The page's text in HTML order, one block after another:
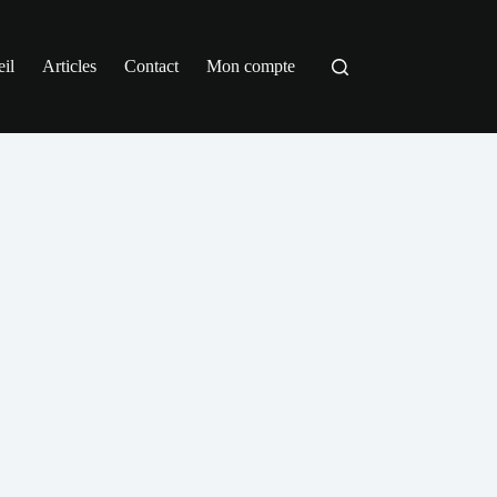
Articles Contact Mon compte